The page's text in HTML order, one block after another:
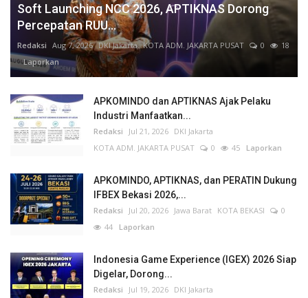
Soft Launching NCC 2026, APTIKNAS Dorong
Percepatan RUU...
Redaksi Aug 7, 2026 DKI Jakarta KOTA ADM. JAKARTA PUSAT 0
18
Laporkan
APKOMINDO dan APTIKNAS Ajak Pelaku
Industri Manfaatkan...
Redaksi Jul 21, 2026 DKI Jakarta
KOTA ADM. JAKARTA PUSAT
0 45 Laporkan
APKOMINDO, APTIKNAS, dan PERATIN Dukung
IFBEX Bekasi 2026,...
Redaksi Jul 20, 2026 Jawa Barat KOTA BEKASI
0
44 Laporkan
Indonesia Game Experience (IGEX) 2026 Siap
Digelar, Dorong...
Redaksi Jul 19, 2026 DKI Jakarta